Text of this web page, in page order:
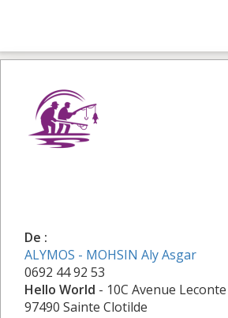
De :
ALYMOS - MOHSIN Aly Asgar
0692 44 92 53
Hello World - 10C Avenue
97490 Sainte Clotilde